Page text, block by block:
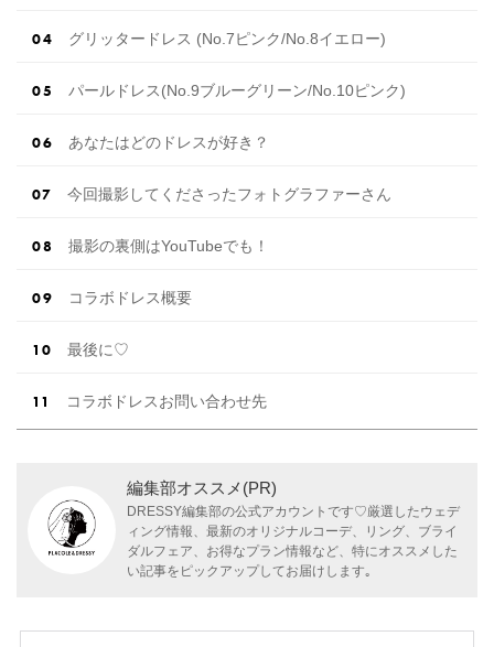
グリッタードレス (No.7ピンク/No.8イエロー)
パールドレス(No.9ブルーグリーン/No.10ピンク)
あなたはどのドレスが好き？
今回撮影してくださったフォトグラファーさん
撮影の裏側はYouTubeでも！
コラボドレス概要
最後に♡
コラボドレスお問い合わせ先
編集部オススメ(PR)
DRESSY編集部の公式アカウントです♡厳選したウェデ
ィング情報、最新のオリジナルコーデ、リング、ブライ
ダルフェア、お得なプラン情報など、特にオススメした
い記事をピックアップしてお届けします｡